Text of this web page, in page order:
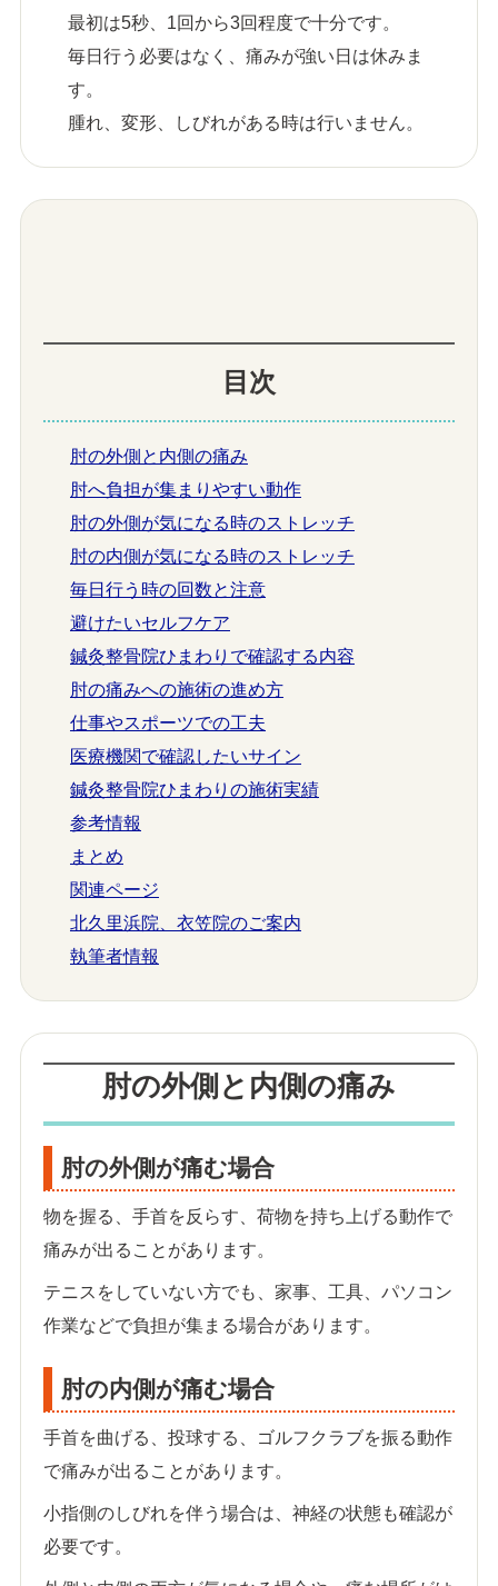
最初は5秒、1回から3回程度で十分です。
毎日行う必要はなく、痛みが強い日は休みま
す。
腫れ、変形、しびれがある時は行いません。
目次
肘の外側と内側の痛み
肘へ負担が集まりやすい動作
肘の外側が気になる時のストレッチ
肘の内側が気になる時のストレッチ
毎日行う時の回数と注意
避けたいセルフケア
鍼灸整骨院ひまわりで確認する内容
肘の痛みへの施術の進め方
仕事やスポーツでの工夫
医療機関で確認したいサイン
鍼灸整骨院ひまわりの施術実績
参考情報
まとめ
関連ページ
北久里浜院、衣笠院のご案内
執筆者情報
肘の外側と内側の痛み
肘の外側が痛む場合
物を握る、手首を反らす、荷物を持ち上げる動作で
痛みが出ることがあります。
テニスをしていない方でも、家事、工具、パソコン
作業などで負担が集まる場合があります。
肘の内側が痛む場合
手首を曲げる、投球する、ゴルフクラブを振る動作
で痛みが出ることがあります。
小指側のしびれを伴う場合は、神経の状態も確認が
必要です。